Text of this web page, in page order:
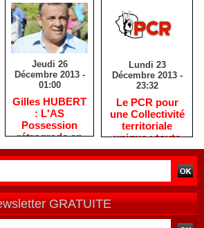
Jeudi 26
Décembre 2013 -
01:00
Gilles HUBERT
: L'AS
Possession
rétrograde en
deuxième
division
Lundi 23
Décembre 2013 -
23:32
Le PCR pour
une Collectivité
territoriale
unique : toute
autre prise de
position ne peut
qu'individuelle
GRATUITE